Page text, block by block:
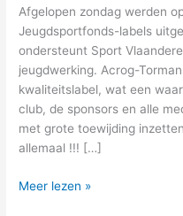
Afgelopen zondag werden
Jeugdsportfonds-labels
ondersteunt Sport
jeugdwerking. Acrog-
kwaliteitslabel, wat een
club, de sponsors en alle
met grote toewijding
allemaal !!! […]
Meer lezen »